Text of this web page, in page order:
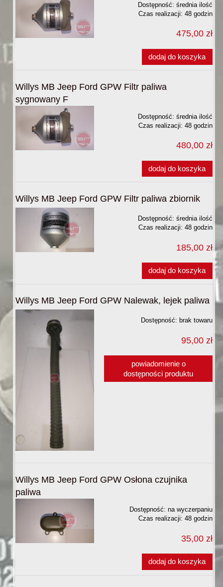
Dostępność: średnia ilość
Czas realizacji: 48 godzin
475,00 zł
dodaj do koszyka
Willys MB Jeep Ford GPW Filtr paliwa
sygnowany F
Dostępność: średnia ilość
Czas realizacji: 48 godzin
480,00 zł
dodaj do koszyka
Willys MB Jeep Ford GPW Filtr paliwa zbiornik
Dostępność: średnia ilość
Czas realizacji: 48 godzin
185,00 zł
dodaj do koszyka
Willys MB Jeep Ford GPW Nalewak, lejek paliwa
Dostępność: brak towaru
95,00 zł
powiadomienie o
dostępności produktu
Willys MB Jeep Ford GPW Osłona czujnika
paliwa
Dostępność: na wyczerpaniu
Czas realizacji: 48 godzin
35,00 zł
dodaj do koszyka